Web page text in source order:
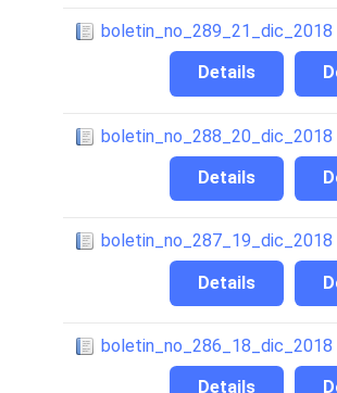
boletin_no_289_21_dic_2018
Details
boletin_no_288_20_dic_2018
Details
boletin_no_287_19_dic_2018
Details
boletin_no_286_18_dic_2018
Details